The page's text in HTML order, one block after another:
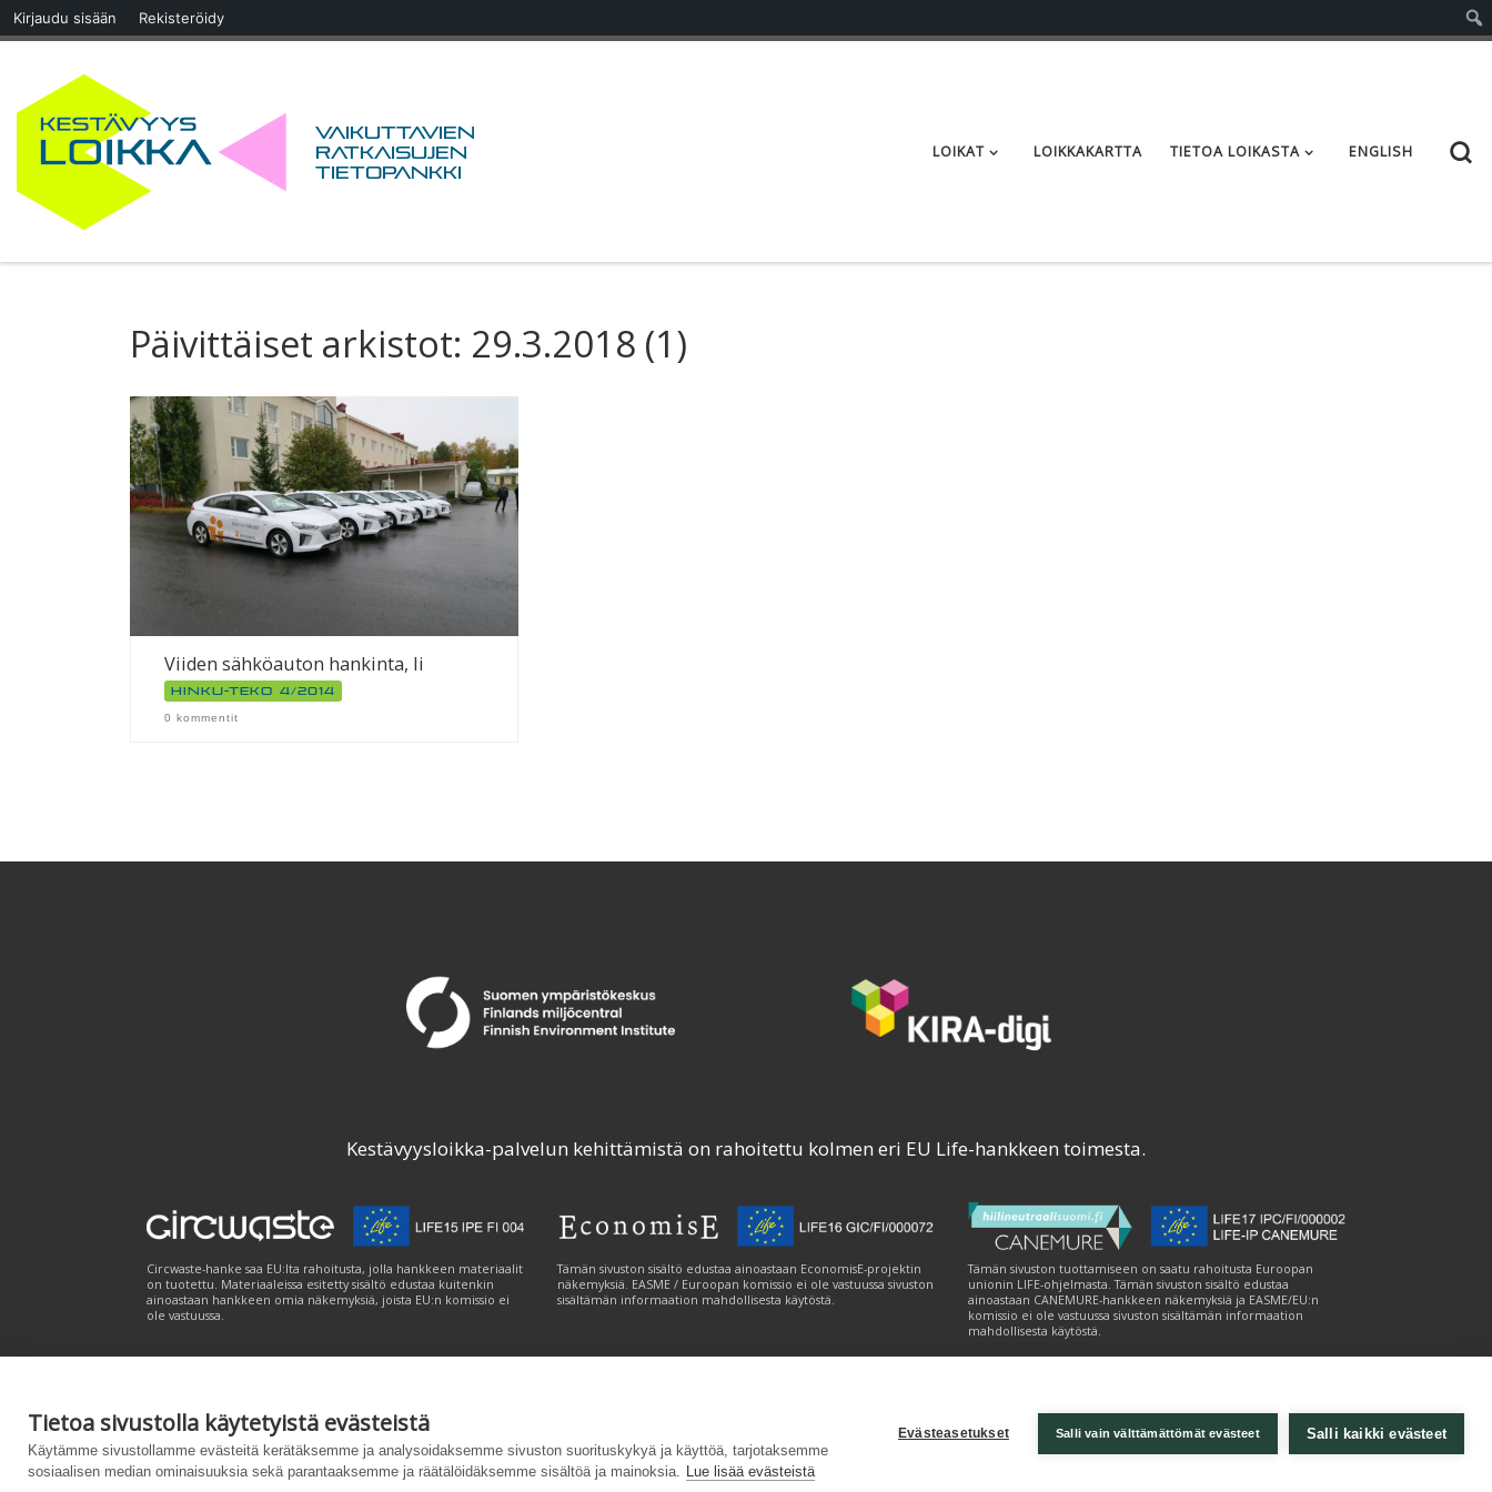
Tietoa sivustolla käytetyistä evästeistä
Käytämme sivustollamme evästeitä kerätäksemme ja analysoidaksemme sivuston suorituskykyä ja käyttöä, tarjotaksemme
sosiaalisen median ominaisuuksia sekä parantaaksemme ja räätälöidäksemme sisältöä ja mainoksia. Lue lisää evästeistä
Evästeasetukset Salli vain välttämättömät evästeet Salli kaikki evästeet
Kirjaudu sisään Rekisteröidy
Skip to content
Vaikuttavien
ratkaisujen
tietopankki
LOIKAT LOIKKAKARTTA TIETOA LOIKASTA ENGLISH
Päivittäiset arkistot: 29.3.2018 (1)
Viiden sähköauton hankinta, Ii
Hinku-teko 4/2014
0 kommentit
Kestävyysloikka-palvelun kehittämistä on rahoitettu kolmen eri EU Life-hankkeen toimesta.
Circwaste-hanke saa EU:lta rahoitusta, jolla hankkeen materiaalit
on tuotettu. Materiaaleissa esitetty sisältö edustaa kuitenkin
ainoastaan hankkeen omia näkemyksiä, joista EU:n komissio ei
ole vastuussa.
Tämän sivuston sisältö edustaa ainoastaan EconomisE-projektin
näkemyksiä. EASME / Euroopan komissio ei ole vastuussa sivuston
sisältämän informaation mahdollisesta käytöstä.
Tämän sivuston tuottamiseen on saatu rahoitusta Euroopan
unionin LIFE-ohjelmasta. Tämän sivuston sisältö edustaa
ainoastaan CANEMURE-hankkeen näkemyksiä ja EASME/EU:n
komissio ei ole vastuussa sivuston sisältämän informaation
mahdollisesta käytöstä.
Palvelukuvaus| Tietosuojailmoitus|Saavutettavuusseloste|Evästeasetukset|Lähetä palautetta (syke.fi)
Powered by – SuunniteltuCustomizrilla